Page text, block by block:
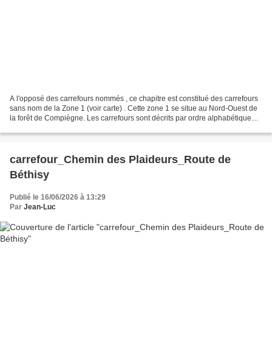
A l'opposé des carrefours nommés , ce chapitre est constitué des carrefours
sans nom de la Zone 1 (voir carte) . Cette zone 1 se situe au Nord-Ouest de
la forêt de Compiègne. Les carrefours sont décrits par ordre alphabétique
carrefour_Chemin des Plaideurs_Route de
Béthisy
Publié le 16/06/2026 à 13:29
Par Jean-Luc